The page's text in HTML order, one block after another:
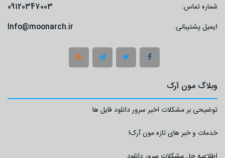
شماره تماس:
09120347003
ایمیل پشتیبانی:
Info@moonarch.ir
وبلاگ مون آرک
توضیحی بر مشکلات اخیر سرور دانلود فایل ها
خدمات و خبر های تازه مون آرک!